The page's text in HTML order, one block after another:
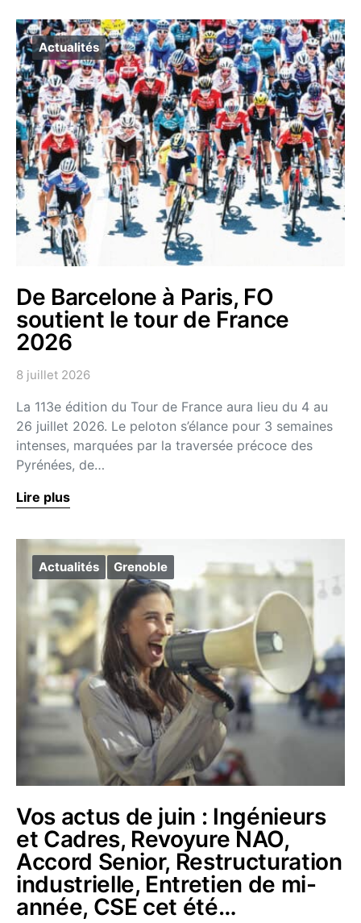
Actualités
De Barcelone à Paris, FO
soutient le tour de France
2026
8 juillet 2026
La 113e édition du Tour de France aura lieu du 4 au
26 juillet 2026. Le peloton s’élance pour 3 semaines
intenses, marquées par la traversée précoce des
Pyrénées, de…
Lire plus
Actualités Grenoble
Vos actus de juin : Ingénieurs
et Cadres, Revoyure NAO,
Accord Senior, Restructuration
industrielle, Entretien de mi-
année, CSE cet été…